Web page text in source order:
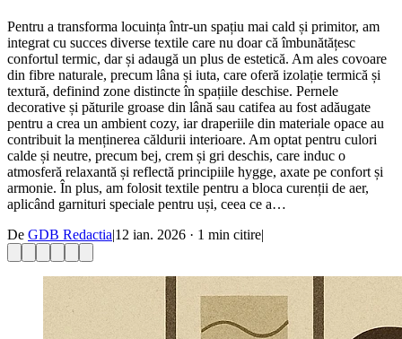
Pentru a transforma locuința într-un spațiu mai cald și primitor, am
integrat cu succes diverse textile care nu doar că îmbunătățesc
confortul termic, dar și adaugă un plus de estetică. Am ales covoare
din fibre naturale, precum lâna și iuta, care oferă izolație termică și
textură, definind zone distincte în spațiile deschise. Pernele
decorative și păturile groase din lână sau catifea au fost adăugate
pentru a crea un ambient cozy, iar draperiile din materiale opace au
contribuit la menținerea căldurii interioare. Am optat pentru culori
calde și neutre, precum bej, crem și gri deschis, care induc o
atmosferă relaxantă și reflectă principiile hygge, axate pe confort și
armonie. În plus, am folosit textile pentru a bloca curenții de aer,
aplicând garnituri speciale pentru uși, ceea ce a…
De GDB Redactia|12 ian. 2026 · 1 min citire|